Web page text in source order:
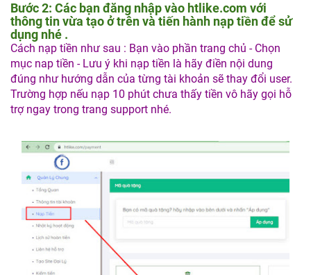
Bước 2: Các bạn đăng nhập vào htlike.com với
thông tin vừa tạo ở trên và tiến hành nạp tiền để sử
dụng nhé .
Cách nạp tiền như sau : Bạn vào phần trang chủ - Chọn
mục nap tiền - Lưu ý khi nạp tiền là hãy điền nội dung
đúng như hướng dẫn của từng tài khoản sẽ thay đổi user.
Trường hợp nếu nạp 10 phút chưa thấy tiền vô hãy gọi hỗ
trợ ngay trong trang support nhé.